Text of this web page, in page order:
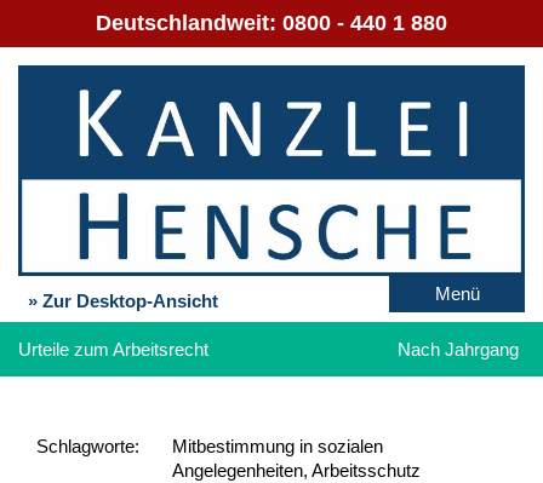
Deutschlandweit: 0800 - 440 1 880
» Zur Desktop-Ansicht Menü
Urteile zum Arbeitsrecht Nach Jahrgang
Schlag­worte:
Mitbestimmung in sozialen
Angelegenheiten, Arbeitsschutz